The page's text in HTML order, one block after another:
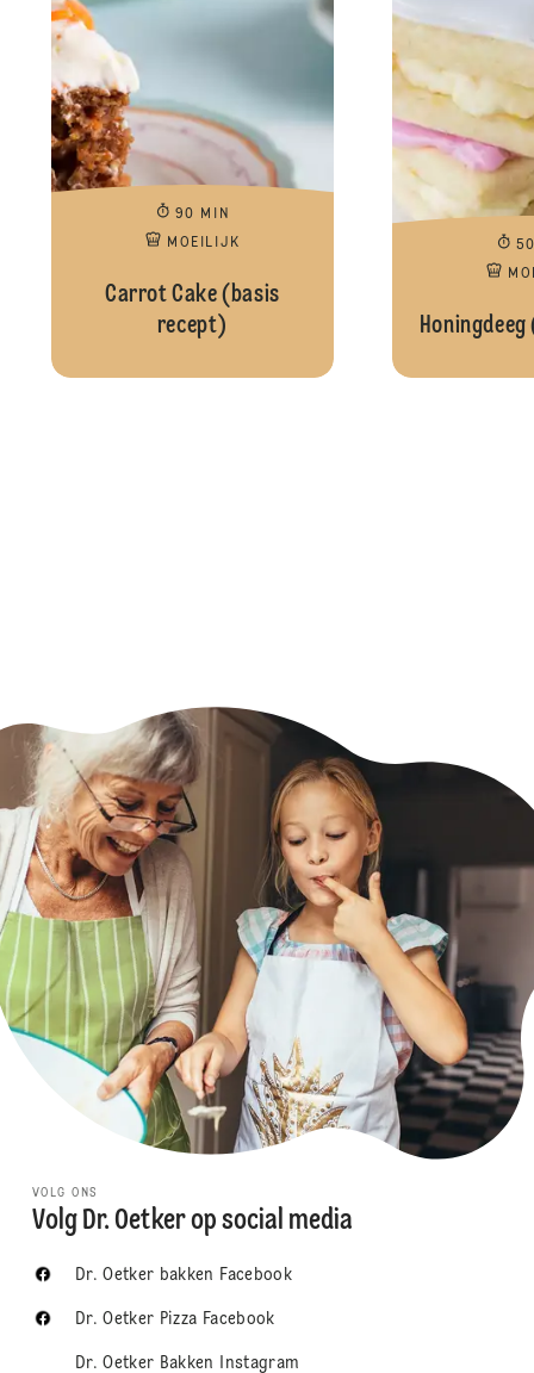
90 MIN
MOEILIJK
Carrot Cake (basis
recept)
VOLG ONS
Volg Dr. Oetker op social media
Dr. Oetker bakken Facebook
Dr. Oetker Pizza Facebook
Dr. Oetker Bakken Instagram